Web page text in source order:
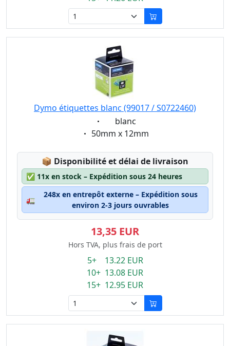
Dymo étiquettes blanc (99017 / S0722460)
Eigenschaft:
blanc
Eigenschaft:
50mm x 12mm
📦 Lagerstatus:
Disponibilité et délai de livraison
✅ 11x en stock – Expédition sous 24 heures
🚛
248x en entrepôt externe – Expédition sous
environ 2-3 jours ouvrables
13,35 EUR
Hors TVA, plus frais de port
5+ 13.22 EUR
10+ 13.08 EUR
15+ 12.95 EUR